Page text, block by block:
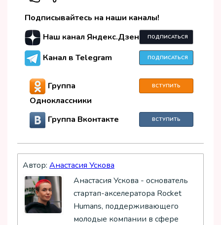
Подписывайтесь на наши каналы!
Наш канал Яндекс.Дзен
ПОДПИСАТЬСЯ
Канал в Telegram ПОДПИСАТЬСЯ
Группа
Одноклассники
ВСТУПИТЬ
Группа Вконтакте ВСТУПИТЬ
Автор: Анастасия Ускова
Анастасия Ускова - основатель
стартап-акселератора Rocket
Humans, поддерживающего
молодые компании в сфере